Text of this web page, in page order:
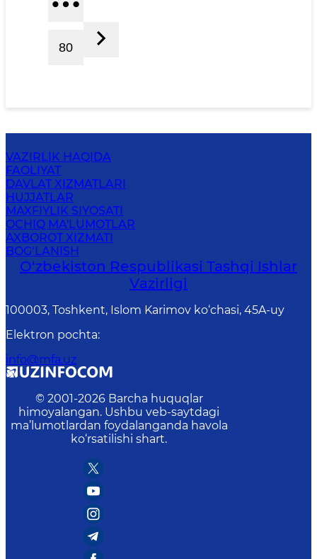
80
VAZIRLIK HAQIDA
FAOLIYAT
DAVLAT XIZMATLARI
HUJJATLAR
MAXFIYLIK SIYOSATI
OCHIQ MA'LUMOTLAR
AXBOROT XIZMATI
BOG‘LANISH
O‘zbеkistоn Rеspublikаsi Tashqi Ishlаr
Vаzirligi
100003, Toshkent, Islom Karimov ko‘chasi, 45A-uy
Elektron pochta:
info@mfa.uz
© 2001-2026 Barcha huquqlar
himoyalangan. Ushbu veb-saytdagi
ma’lumotlardan foydalanganda havola
ko‘rsatilishi shart.